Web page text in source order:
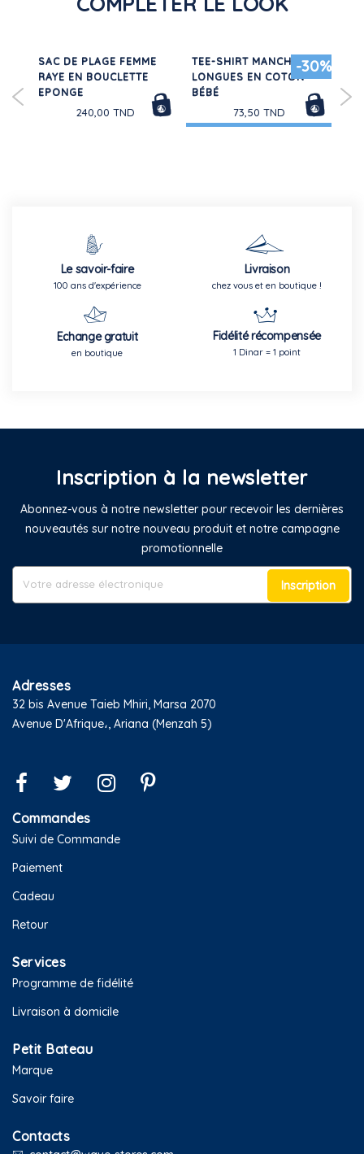
SAC DE PLAGE FEMME
RAYE EN BOUCLETTE
EPONGE
240,00 TND
-30%
TEE-SHIRT MANCHES
LONGUES EN COTON
BÉBÉ
73,50 TND
Le savoir-faire
100 ans d'expérience
Livraison
chez vous et en boutique !
Echange gratuit
en boutique
Fidélité récompensée
1 Dinar = 1 point
Inscription à la newsletter
Abonnez-vous à notre newsletter pour recevoir les dernières
nouveautés sur notre nouveau produit et notre campagne
promotionnelle
Inscription
Adresses
32 bis Avenue Taieb Mhiri, Marsa 2070
Avenue D'Afrique،, Ariana (Menzah 5)
Commandes
Suivi de Commande
Paiement
Cadeau
Retour
Services
Programme de fidélité
Livraison à domicile
Petit Bateau
Marque
Savoir faire
Contacts